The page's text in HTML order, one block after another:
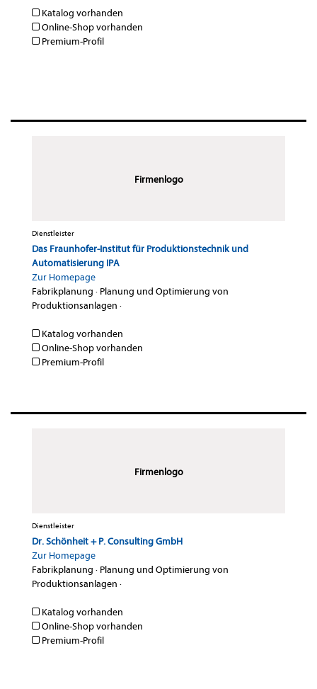
Katalog vorhanden
Online-Shop vorhanden
Premium-Profil
Firmenlogo
Dienstleister
Das Fraunhofer-Institut für Produktionstechnik und
Automatisierung IPA
Zur Homepage
Fabrikplanung · Planung und Optimierung von
Produktionsanlagen ·
Katalog vorhanden
Online-Shop vorhanden
Premium-Profil
Firmenlogo
Dienstleister
Dr. Schönheit + P. Consulting GmbH
Zur Homepage
Fabrikplanung · Planung und Optimierung von
Produktionsanlagen ·
Katalog vorhanden
Online-Shop vorhanden
Premium-Profil